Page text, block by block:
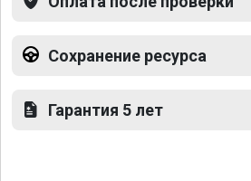
Сохранение ресурса
Гарантия 5 лет